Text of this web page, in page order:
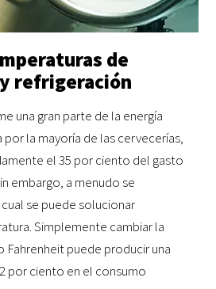
de
refrigeración
una gran parte de la energía
la mayoría de las cervecerías,
el 35 por ciento del gasto
embargo, a menudo se
se puede solucionar
Simplemente cambiar la
Fahrenheit puede producir una
por ciento en el consumo